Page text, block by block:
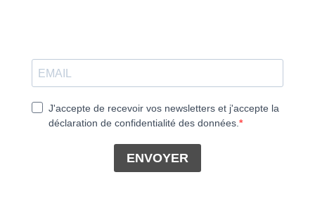
J'accepte de recevoir vos newsletters et j'accepte la
déclaration de confidentialité des données.
ENVOYER